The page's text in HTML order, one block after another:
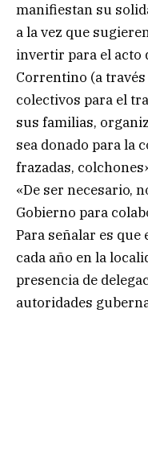
manifiestan su
a la vez que
invertir para el acto
Correntino (a
colectivos para el
sus familias,
sea donado para la
frazadas,
«De ser necesario,
Gobierno para
Para señalar es
cada año en la
presencia de
autoridades